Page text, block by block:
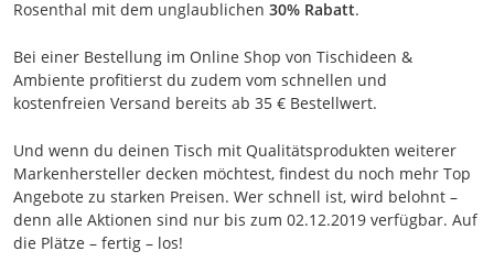
Rosenthal mit dem unglaublichen 30% Rabatt.
Bei einer Bestellung im Online Shop von Tischideen &
Ambiente profitierst du zudem vom schnellen und
kostenfreien Versand bereits ab 35 € Bestellwert.
Und wenn du deinen Tisch mit Qualitätsprodukten weiterer
Markenhersteller decken möchtest, findest du noch mehr Top
Angebote zu starken Preisen. Wer schnell ist, wird belohnt –
denn alle Aktionen sind nur bis zum 02.12.2019 verfügbar. Auf
die Plätze – fertig – los!